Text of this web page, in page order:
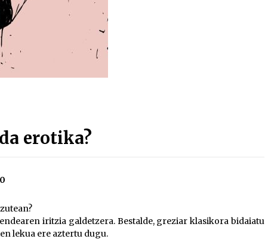
erotika?
iritzia galdetzera. Bestalde, greziar klasikora bidaiatu
lekua ere aztertu dugu.